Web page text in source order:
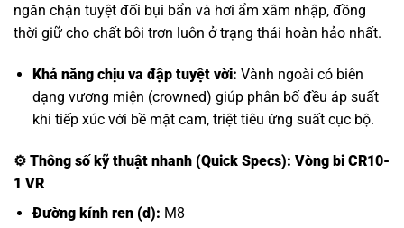
ngăn chặn tuyệt đối bụi bẩn và hơi ẩm xâm nhập, đồng
thời giữ cho chất bôi trơn luôn ở trạng thái hoàn hảo nhất.
Khả năng chịu va đập tuyệt vời: Vành ngoài có biên
dạng vương miện (crowned) giúp phân bố đều áp suất
khi tiếp xúc với bề mặt cam, triệt tiêu ứng suất cục bộ.
⚙️ Thông số kỹ thuật nhanh (Quick Specs): Vòng bi CR10-
1 VR
Đường kính ren (d): M8